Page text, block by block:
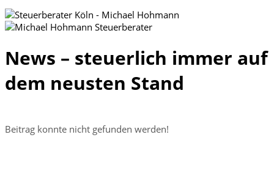
News – steuerlich immer auf
dem neusten Stand
Beitrag konnte nicht gefunden werden!